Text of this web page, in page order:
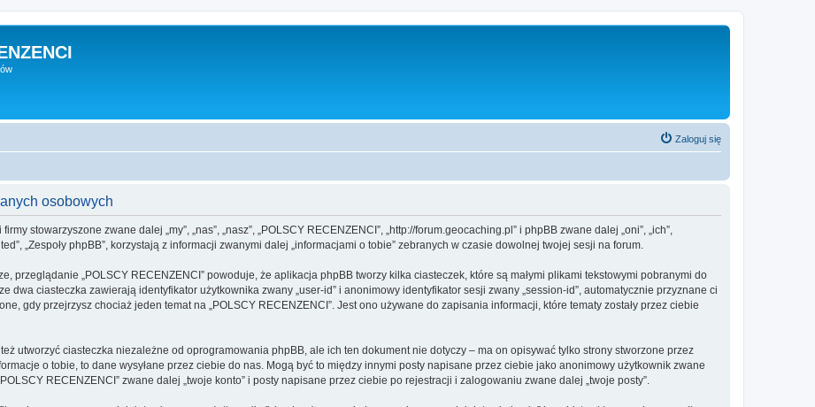
Zaloguj się
osobowych
stowarzyszone zwane dalej „my”, „nas”, „nasz”, „POLSCY RECENZENCI”, „http://forum.geocaching.pl” i phpBB zwane dalej „oni”, „ich”,
„Zespoły phpBB”, korzystają z informacji zwanymi dalej „informacjami o tobie” zebranych w czasie dowolnej twojej sesji na forum.
przeglądanie „POLSCY RECENZENCI” powoduje, że aplikacja phpBB tworzy kilka ciasteczek, które są małymi plikami tekstowymi pobranymi do
dwa ciasteczka zawierają identyfikator użytkownika zwany „user-id” i anonimowy identyfikator sesji zwany „session-id”, automatycznie przyznane ci
gdy przejrzysz chociaż jeden temat na „POLSCY RECENZENCI”. Jest ono używane do zapisania informacji, które tematy zostały przez ciebie
utworzyć ciasteczka niezależne od oprogramowania phpBB, ale ich ten dokument nie dotyczy – ma on opisywać tylko strony stworzone przez
o tobie, to dane wysyłane przez ciebie do nas. Mogą być to między innymi posty napisane przez ciebie jako anonimowy użytkownik zwane
RECENZENCI” zwane dalej „twoje konto” i posty napisane przez ciebie po rejestracji i zalogowaniu zwane dalej „twoje posty”.